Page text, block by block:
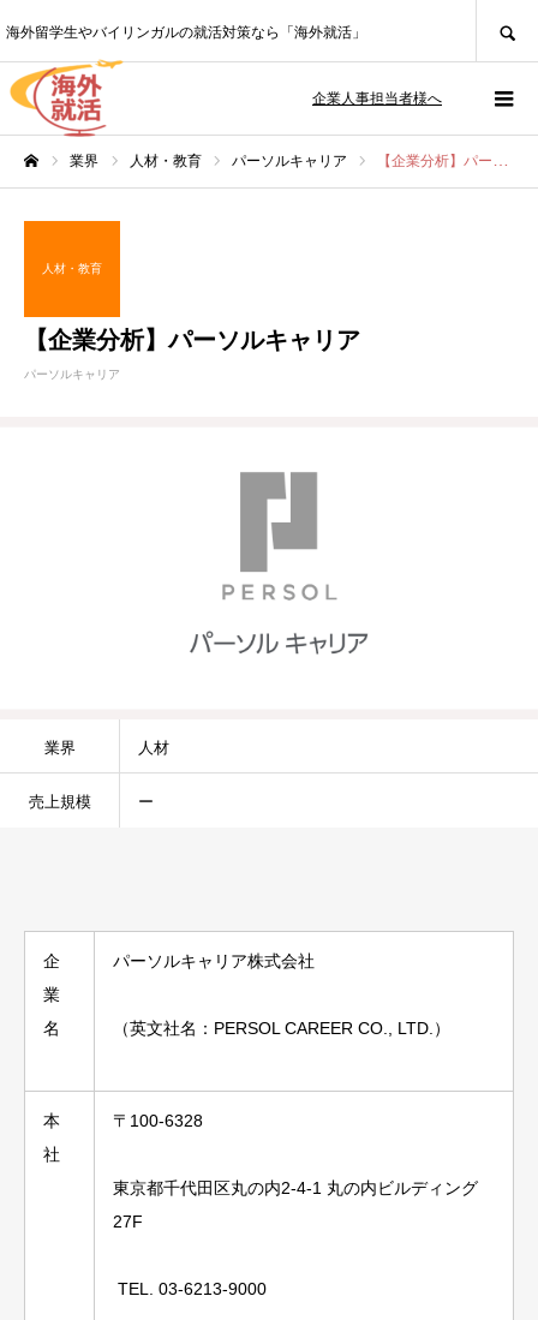
海外留学生やバイリンガルの就活対策なら「海外就活」
企業人事担当者様へ
業界 人材・教育 パーソルキャリア 【企業分析】パーソルキャリア
人材・教育
【企業分析】パーソルキャリア
パーソルキャリア
業界 人材
売上規模 ー
企
業
名
パーソルキャリア株式会社
（英文社名：PERSOL CAREER CO., LTD.）
本
社
〒100-6328
東京都千代田区丸の内2-4-1 丸の内ビルディング
27F
TEL. 03-6213-9000